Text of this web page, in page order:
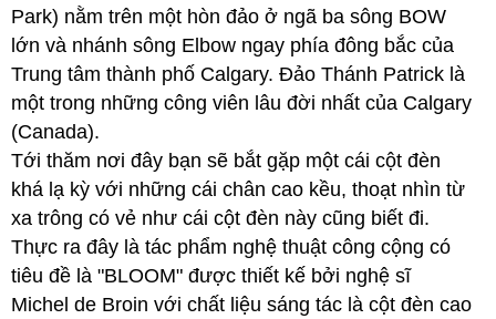
Park) nằm trên một hòn đảo ở ngã ba sông BOW
lớn và nhánh sông Elbow ngay phía đông bắc của
Trung tâm thành phố Calgary. Đảo Thánh Patrick là
một trong những công viên lâu đời nhất của Calgary
(Canada).
Tới thăm nơi đây bạn sẽ bắt gặp một cái cột đèn
khá lạ kỳ với những cái chân cao kều, thoạt nhìn từ
xa trông có vẻ như cái cột đèn này cũng biết đi.
Thực ra đây là tác phẩm nghệ thuật công cộng có
tiêu đề là "BLOOM" được thiết kế bởi nghệ sĩ
Michel de Broin với chất liệu sáng tác là cột đèn cao